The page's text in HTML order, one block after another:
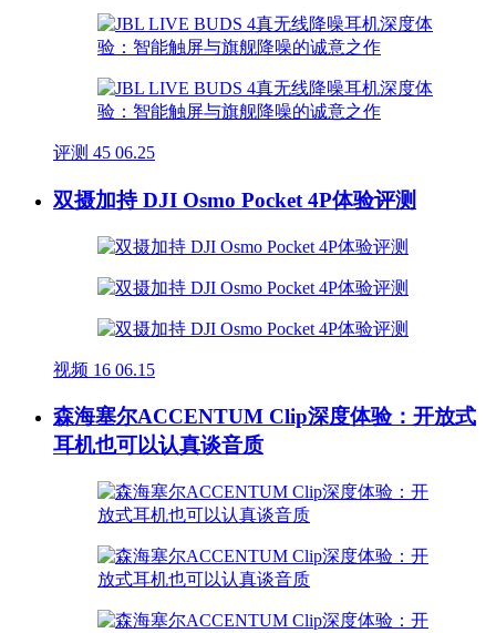
评测 45 06.25
双摄加持 DJI Osmo Pocket 4P体验评测
视频 16 06.15
森海塞尔ACCENTUM Clip深度体验：开放式
耳机也可以认真谈音质